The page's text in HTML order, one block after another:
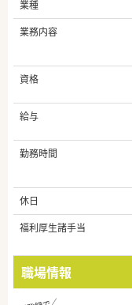
業種
業務内容
資格
給与
勤務時間
休日
福利厚生諸手当
職場情報